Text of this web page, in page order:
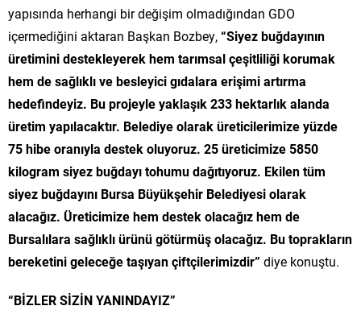
yapısında herhangi bir değişim olmadığından GDO
içermediğini aktaran Başkan Bozbey,“Siyez buğdayının
üretimini destekleyerek hem tarımsal çeşitliliği korumak
hem de sağlıklı ve besleyici gıdalara erişimi artırma
hedefindeyiz. Bu projeyle yaklaşık 233 hektarlık alanda
üretim yapılacaktır. Belediye olarak üreticilerimize yüzde
75 hibe oranıyla destek oluyoruz. 25 üreticimize 5850
kilogram siyez buğdayı tohumu dağıtıyoruz. Ekilen tüm
siyez buğdayını Bursa Büyükşehir Belediyesi olarak
alacağız. Üreticimize hem destek olacağız hem de
Bursalılara sağlıklı ürünü götürmüş olacağız. Bu toprakların
bereketini geleceğe taşıyan çiftçilerimizdir” diye konuştu.
“BİZLER SİZİN YANINDAYIZ”